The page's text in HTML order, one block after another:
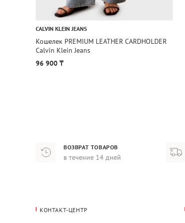
CALVIN KLEIN JEANS
Кошелек PREMIUM LEATHER CARDHOLDER
Calvin Klein Jeans
96 900 ₸
ВОЗВРАТ ТОВАРОВ
в течение 14 дней
КОНТАКТ-ЦЕНТР